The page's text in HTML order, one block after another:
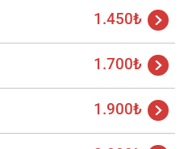
1.450₺
1.700₺
1.900₺